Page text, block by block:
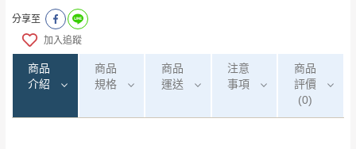
分享至
加入追蹤
商品
介紹
商品
規格
商品
運送
注意
事項
商品
評價
(0)